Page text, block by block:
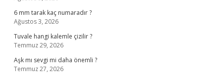
6 mm tarak kaç numaradır ?
Ağustos 3, 2026
Tuvale hangi kalemle çizilir ?
Temmuz 29, 2026
Aşk mı sevgi mi daha önemli ?
Temmuz 27, 2026